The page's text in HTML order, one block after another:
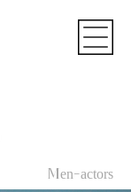
Men-actors